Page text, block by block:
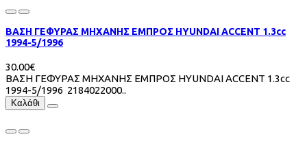
ΒΑΣΗ ΓΕΦΥΡΑΣ ΜΗΧΑΝΗΣ ΕΜΠΡΟΣ HYUNDAI ACCENT 1.3cc
1994-5/1996
30.00€
ΒΑΣΗ ΓΕΦΥΡΑΣ ΜΗΧΑΝΗΣ ΕΜΠΡΟΣ HYUNDAI ACCENT 1.3cc
1994-5/1996 2184022000..
Καλάθι